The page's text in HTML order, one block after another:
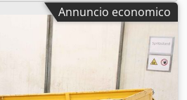
Annuncio economico